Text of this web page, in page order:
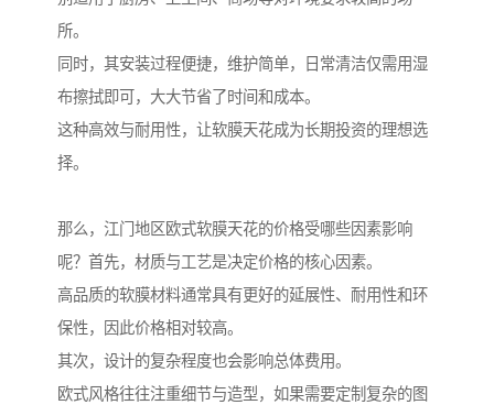
所。
同时，其安装过程便捷，维护简单，日常清洁仅需用湿
布擦拭即可，大大节省了时间和成本。
这种高效与耐用性，让软膜天花成为长期投资的理想选
择。
那么，江门地区欧式软膜天花的价格受哪些因素影响
呢？首先，材质与工艺是决定价格的核心因素。
高品质的软膜材料通常具有更好的延展性、耐用性和环
保性，因此价格相对较高。
其次，设计的复杂程度也会影响总体费用。
欧式风格往往注重细节与造型，如果需要定制复杂的图